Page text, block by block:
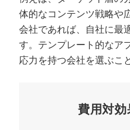
体的なコンテンツ戦略や
会社であれば、自社に最
す。テンプレート的なア
応力を持つ会社を選ぶこ
費用対